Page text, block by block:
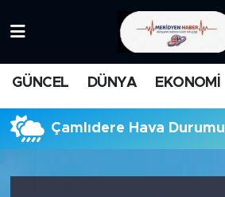
GÜNCEL DÜNYA EKONOMİ
Çamlıdere Hava Durumu